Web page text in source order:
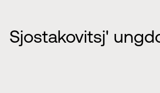
Sjostakovitsj'